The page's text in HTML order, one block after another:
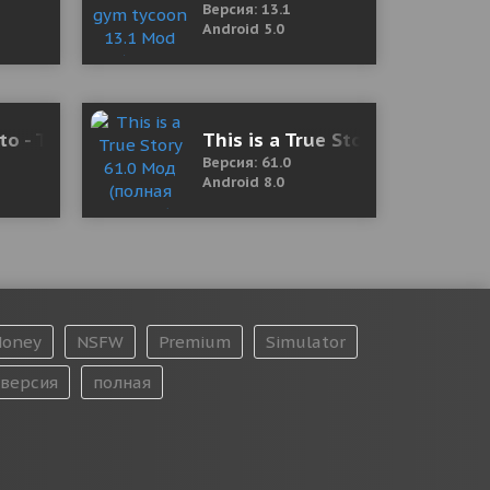
Версия: 13.1
Android 5.0
- Text to Photos 3.3.6 Mod (Pro)This is a True Story 61.0 Мод
Версия: 61.0
Android 8.0
NSFW Premium
Simulator
версия
полная